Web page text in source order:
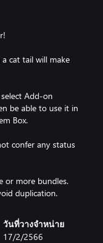
cat tail will make
Add-on
be able to use it in
Box.
confer any status
or more bundles.
duplication.
วันที่วางจำหน่าย
17/2/2566